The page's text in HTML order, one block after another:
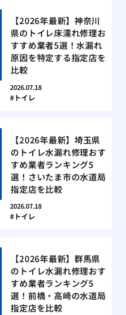
【2026年最新】神奈川
県のトイレ床濡れ修理お
すすめ業者5選！水漏れ
原因を特定する指定店を
比較
2026.07.18
トイレ
【2026年最新】埼玉県
のトイレ水漏れ修理おす
すめ業者ランキング5
選！さいたま市の水道局
指定店を比較
2026.07.18
トイレ
【2026年最新】群馬県
のトイレ水漏れ修理おす
すめ業者ランキング5
選！前橋・高崎の水道局
指定店を比較